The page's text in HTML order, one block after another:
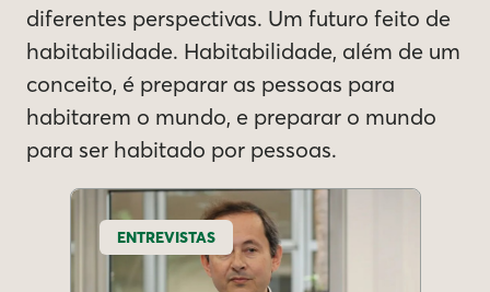
diferentes perspectivas. Um futuro feito de
habitabilidade. Habitabilidade, além de um
conceito, é preparar as pessoas para
habitarem o mundo, e preparar o mundo
para ser habitado por pessoas.
ENTREVISTAS